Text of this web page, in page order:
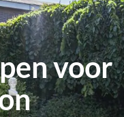
voor